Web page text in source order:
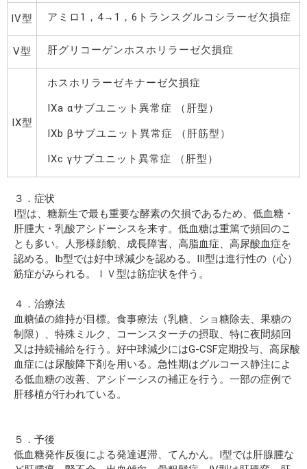
IV型 アミロ1，4→1，6トランスグルコシラーゼ欠損症
V型 肝グリコーゲンホスホリラーゼ欠損症
IX型
ホスホリラーゼキナーゼ欠損症
IXa αサブユニット異常症 （肝型）
IXb βサブユニット異常症 （肝筋型）
IXc γサブユニット異常症 （肝型）
３．症状
I型は、糖新生で最も重要な酵素の欠損であるため、低血糖・
肝腫大・乳酸アシドーシスを来す。低血糖は重篤で頻回のこ
とも多い。人形様顔貌、成長障害、高脂血症、高尿酸血症を
認める。Ib型では好中球減少を認める。III型は進行性の（心）
筋症がみられる。ＩＶ型は筋症状を伴う。
４．治療法
血糖値の維持が目標。食事療法（乳糖、ショ糖除去、果糖の
制限）、特殊ミルク、コーンスターチの摂取、特に夜間頻回
又は持続補給を行う。好中球減少にはG-CSF定期投与、高尿酸
血症には尿酸降下剤を用いる。急性期はグルコース静注によ
る低血糖の改善、アシドーシスの補正を行う。一部の症例で
肝移植が行われている。
５．予後
低血糖発作反復による発達遅滞、てんかん。I型では肝腺腫な